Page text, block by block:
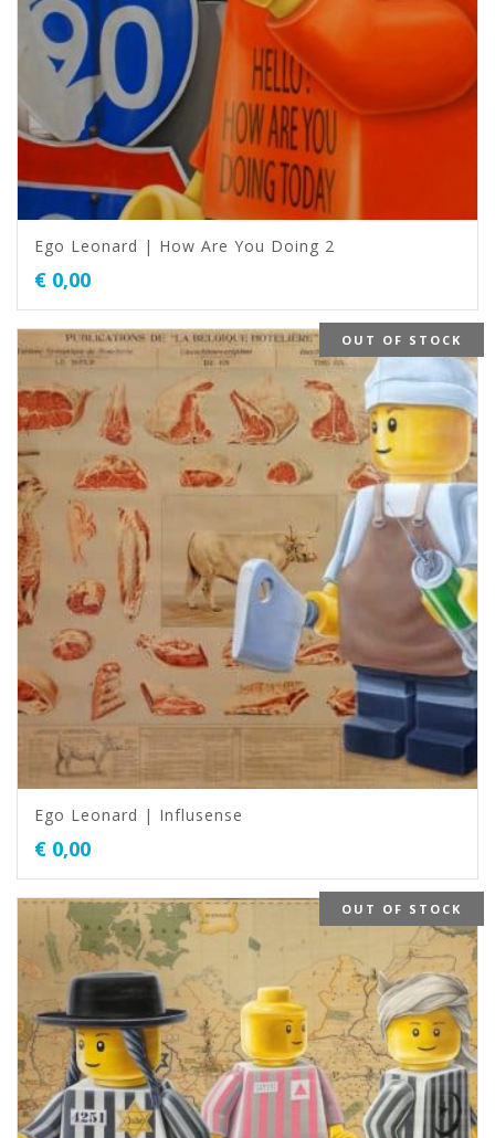
Ego Leonard | How Are You Doing 2
€ 0,00
OUT OF STOCK
Ego Leonard | Influsense
€ 0,00
OUT OF STOCK